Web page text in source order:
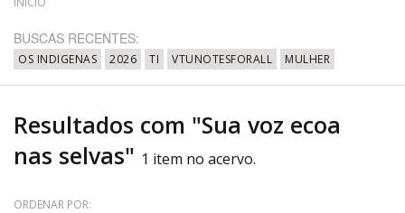
Até
BUSCAS RECENTES:
OS INDIGENAS 2026 TI VTUNOTESFORALL MULHER
Resultados com "Sua voz ecoa
nas selvas" 1 item no acervo.
ORDENAR POR: